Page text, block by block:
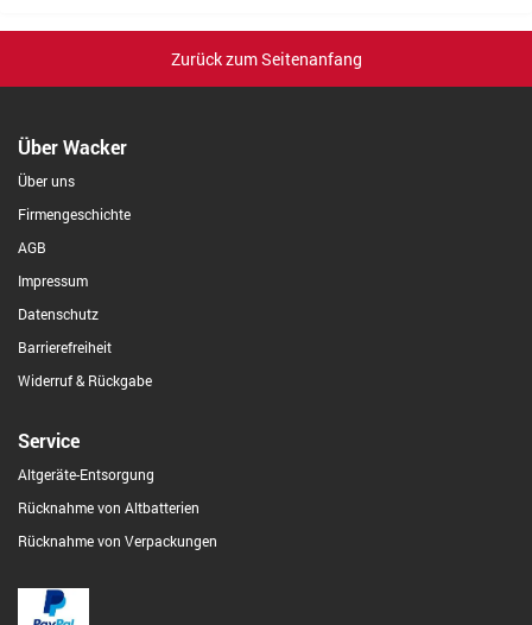
Zurück zum Seitenanfang
Über Wacker
Über uns
Firmengeschichte
AGB
Impressum
Datenschutz
Barrierefreiheit
Widerruf & Rückgabe
Service
Altgeräte-Entsorgung
Rücknahme von Altbatterien
Rücknahme von Verpackungen